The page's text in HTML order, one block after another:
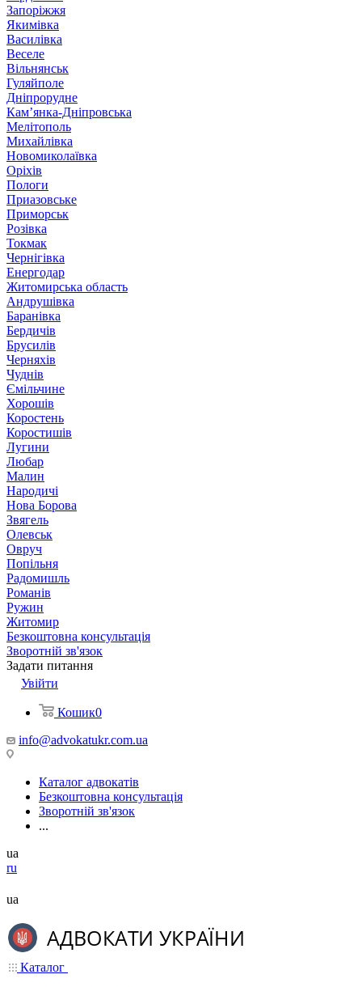
Запоріжжя
Якимівка
Василівка
Веселе
Вільнянськ
Гуляйполе
Дніпрорудне
Кам’янка-Дніпровська
Мелітополь
Михайлівка
Новомиколаївка
Оріхів
Пологи
Приазовське
Приморськ
Розівка
Токмак
Чернігівка
Енергодар
Житомирська область
Андрушівка
Баранівка
Бердичів
Брусилів
Черняхів
Чуднів
Ємільчине
Хорошів
Коростень
Коростишів
Лугини
Любар
Малин
Народичі
Нова Борова
Звягель
Олевськ
Овруч
Попільня
Радомишль
Романів
Ружин
Житомир
Безкоштовна консультація
Зворотній зв'язок
Задати питання
Увійти
Кошик0
info@advokatukr.com.ua
Каталог адвокатів
Безкоштовна консультація
Зворотній зв'язок
...
ua
ru
ua
Каталог